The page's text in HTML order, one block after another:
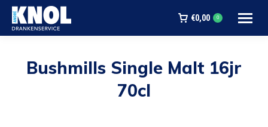
€0,00 0
Bushmills Single Malt 16jr
70cl